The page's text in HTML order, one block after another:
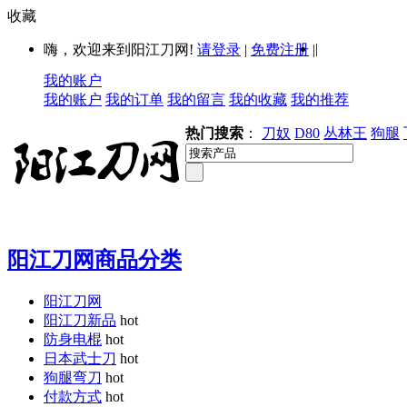
收藏
嗨，欢迎来到阳江刀网! 请登录 | 免费注册 ||
我的账户
我的账户 我的订单 我的留言 我的收藏 我的推荐
热门搜索 ： 刀奴 D80 丛林王 狗腿
阳江刀网商品分类
阳江刀网
阳江刀新品 hot
防身电棍 hot
日本武士刀 hot
狗腿弯刀 hot
付款方式 hot